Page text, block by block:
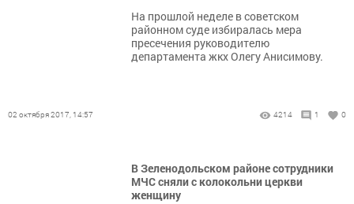
На прошлой неделе в советском
районном суде избиралась мера
пресечения руководителю
департамента жкх Олегу Анисимову.
02 октября 2017, 14:57 4214 1 0
В Зеленодольском районе сотрудники
МЧС сняли с колокольни церкви
женщину